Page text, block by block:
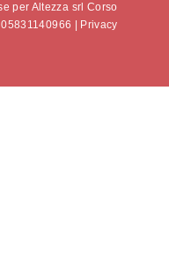
per Altezza srl Corso
|
Privacy